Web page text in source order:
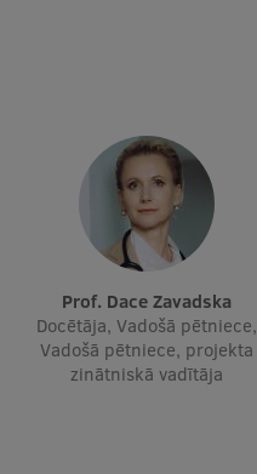
Pētniecības
Pētniecības projekti
Zinātnieku brokastis
Vertikāli integrētie
Zinātniskās
Prof. Dace Zavadska
Docētāja, Vadošā pētniece,
Vadošā pētniece, projekta
zinātniskā vadītāja